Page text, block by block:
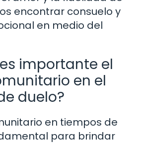
encontrar consuelo y
en medio del
importante el
en el
duelo?
en tiempos de
para brindar